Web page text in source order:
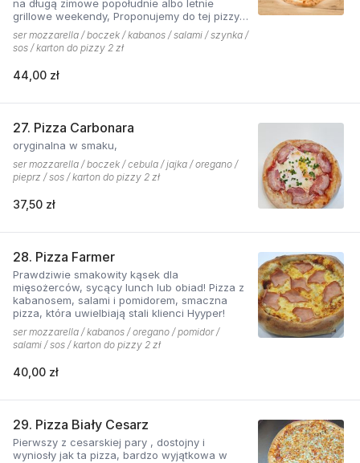
na długą zimowe popołudnie albo letnie
grillowe weekendy, Proponujemy do tej pizzy
sos pomidorowy pikantny z dodatkiem cebuli.
ser mozzarella / boczek / kabanos / salami / szynka /
sos / karton do pizzy 2 zł
44,00 zł
27. Pizza Carbonara
oryginalna w smaku,
ser mozzarella / boczek / cebula / jajka / oregano /
pieprz / sos / karton do pizzy 2 zł
37,50 zł
28. Pizza Farmer
Prawdziwie smakowity kąsek dla
mięsożerców, sycący lunch lub obiad! Pizza z
kabanosem, salami i pomidorem, smaczna
pizza, która uwielbiają stali klienci Hyyper!
ser mozzarella / kabanos / oregano / pomidor /
salami / sos / karton do pizzy 2 zł
40,00 zł
29. Pizza Biały Cesarz
Pierwszy z cesarskiej pary , dostojny i
wyniosły jak ta pizza, bardzo wyjątkowa w